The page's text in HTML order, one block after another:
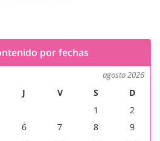
por fechas
agosto 2026
J V S
D
1
2
6 7 8
9